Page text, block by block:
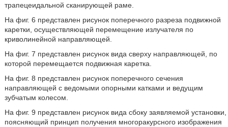
трапецеидальной сканирующей раме.
На фиг. 6 представлен рисунок поперечного разреза подвижной
каретки, осуществляющей перемещение излучателя по
криволинейной направляющей.
На фиг. 7 представлен рисунок вида сверху направляющей, по
которой перемещается подвижная каретка.
На фиг. 8 представлен рисунок поперечного сечения
направляющей с ведомыми опорными катками и ведущим
зубчатым колесом.
На фиг. 9 представлен рисунок вида сбоку заявляемой установки,
поясняющий принцип получения многоракурсного изображения